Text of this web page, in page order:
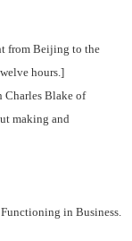
from Beijing to the
hours.]
Charles Blake of
making and
in Business.